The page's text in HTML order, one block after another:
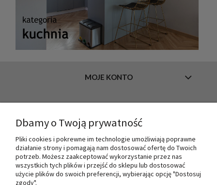
MOJE KONTO
O NAS
Dbamy o Twoją prywatność
Pliki cookies i pokrewne im technologie umożliwiają poprawne
działanie strony i pomagają nam dostosować ofertę do Twoich
potrzeb. Możesz zaakceptować wykorzystanie przez nas
wszystkich tych plików i przejść do sklepu lub dostosować
użycie plików do swoich preferencji, wybierając opcję "Dostosuj
zgody".